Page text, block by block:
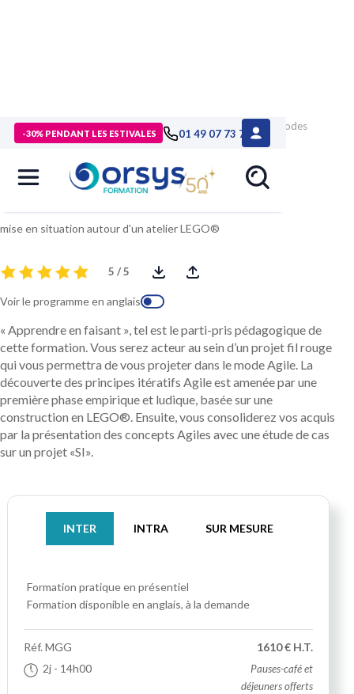
-30% PENDANT LES ESTIVALES 01 49 07 73 73
> Formations>Technologies numériques
Formation Méthodes
Agiles par l'exemple
Méthodes Agiles par l'exemple
mise en situation autour d'un atelier LEGO®
5 / 5
Voir le programme en anglais
« Apprendre en faisant », tel est le parti-pris pédagogique de
cette formation. Vous serez acteur au sein d’un projet fil rouge
qui vous permettra de vous projeter dans le mode Agile. La
découverte des principes itératifs Agile est amenée par une
première phase empirique et ludique, basée sur une
construction en LEGO®. Ensuite, vous consoliderez vos acquis
par la présentation des concepts Agiles avec une étude de cas
sur un projet «SI».
INTER INTRA SUR MESURE
Formation pratique en présentiel
Formation disponible en anglais, à la demande
Réf.MGG
2j - 14h00
1610 € H.T.
Pauses-café et
déjeuners offerts